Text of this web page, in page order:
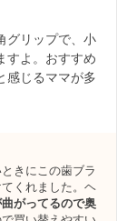
グリップで、小
すよ。おすすめ
感じるママが多
きにこの歯ブラ
くれました。ヘ
がってるので奥